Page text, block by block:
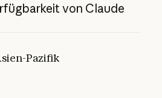
von Claude
Pazifik